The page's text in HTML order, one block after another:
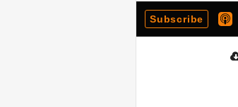
Subscribe